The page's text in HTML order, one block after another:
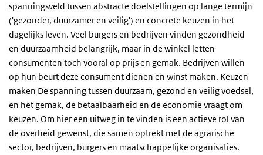
spanningsveld tussen abstracte doelstellingen op lange termijn
('gezonder, duurzamer en veilig') en concrete keuzen in het
dagelijks leven. Veel burgers en bedrijven vinden gezondheid
en duurzaamheid belangrijk, maar in de winkel letten
consumenten toch vooral op prijs en gemak. Bedrijven willen
op hun beurt deze consument dienen en winst maken. Keuzen
maken De spanning tussen duurzaam, gezond en veilig voedsel,
en het gemak, de betaalbaarheid en de economie vraagt om
keuzen. Om hier een uitweg in te vinden is een actieve rol van
de overheid gewenst, die samen optrekt met de agrarische
sector, bedrijven, burgers en maatschappelijke organisaties.